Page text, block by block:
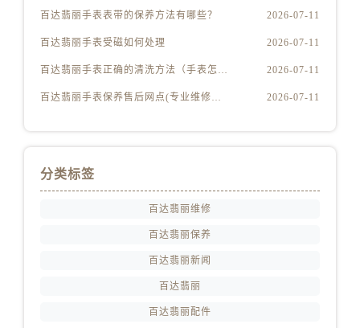
浙江省宁波市江北区大闸南路500号来福士广场办公楼20层2009室百达翡丽售后服务中心（需提前预约）
澳门特别行政区风顺堂区南湾大马路百达翡丽售后服务中心（需提前预约）
百达翡丽手表表带的保养方法有哪些？ 2026-07-11
百达翡丽手表受磁如何处理 2026-07-11
百达翡丽手表正确的清洗方法（手表怎样才能清洗干净） 2026-07-11
百达翡丽手表保养售后网点(专业维修服务，全国售后网点查询) 2026-07-11
分类标签
百达翡丽维修
百达翡丽保养
百达翡丽新闻
百达翡丽
百达翡丽配件